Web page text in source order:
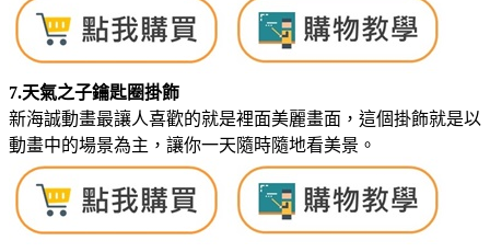
7.天氣之子鑰匙圈掛飾
新海誠動畫最讓人喜歡的就是裡面美麗畫面，這個掛飾就是以
動畫中的場景為主，讓你一天隨時隨地看美景。